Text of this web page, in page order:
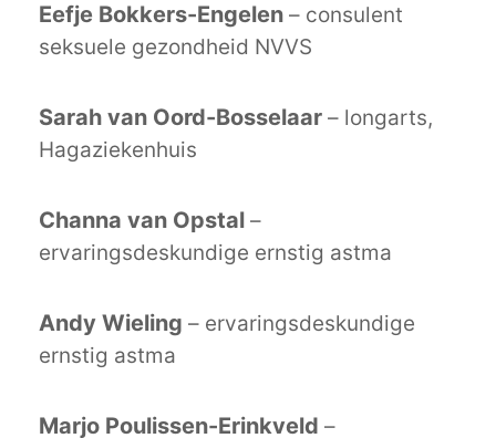
Eefje Bokkers-Engelen – consulent
seksuele gezondheid NVVS
Sarah van Oord-Bosselaar – longarts,
Hagaziekenhuis
Channa van Opstal –
ervaringsdeskundige ernstig astma
Andy Wieling – ervaringsdeskundige
ernstig astma
Marjo Poulissen-Erinkveld –